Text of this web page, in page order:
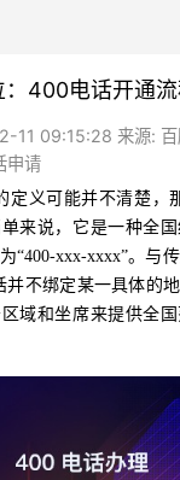
：400电话开通
11 09:15:28 来源: 百
申请
定义可能并不清楚，
来说，它是一种全
“400-xxx-xxxx”。与
并不绑定某一具体的
域和坐席来提供全